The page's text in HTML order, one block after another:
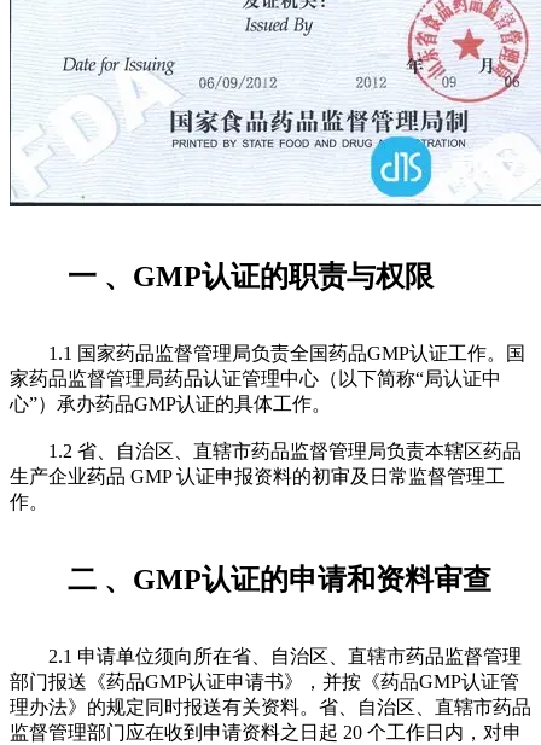
一 、GMP认证的职责与权限
1.1 国家药品监督管理局负责全国药品GMP认证工作。国
家药品监督管理局药品认证管理中心（以下简称“局认证中
心”）承办药品GMP认证的具体工作。
1.2 省、自治区、直辖市药品监督管理局负责本辖区药品
生产企业药品 GMP 认证申报资料的初审及日常监督管理工
作。
二 、GMP认证的申请和资料审查
2.1 申请单位须向所在省、自治区、直辖市药品监督管理
部门报送《药品GMP认证申请书》，并按《药品GMP认证管
理办法》的规定同时报送有关资料。省、自治区、直辖市药品
监督管理部门应在收到申请资料之日起 20 个工作日内，对申